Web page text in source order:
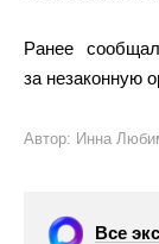
Ранее
за незаконную
Автор: Инна
Все